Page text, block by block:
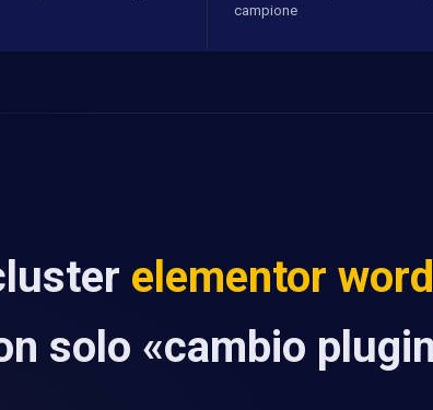
campione
elementor
solo «cambio